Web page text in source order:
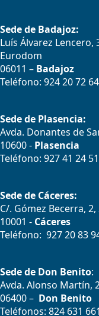
Sede de Badajoz:
Luís Álvarez Lencero,
Eurodom
06011 – Badajoz
Teléfono: 924 20 72 64
Sede de Plasencia:
Avda. Donantes de
10600 - Plasencia
Teléfono: 927 41 24 51
Sede de Cáceres:
C/. Gómez Becerra, 2,
10001 - Cáceres
Teléfono: 927 20 83
Sede de Don Benito:
Avda. Alonso Martín,
06400 – Don Benito
Teléfonos: 824 631 661